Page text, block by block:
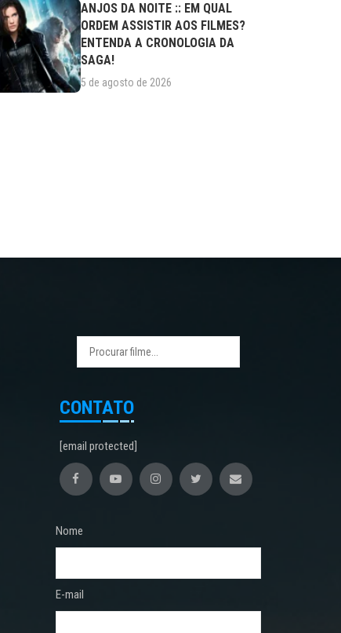
ANJOS DA NOITE :: EM QUAL
ORDEM ASSISTIR AOS FILMES?
ENTENDA A CRONOLOGIA DA
SAGA!
5 de agosto de 2026
CONTATO
[email protected]
Nome
E-mail